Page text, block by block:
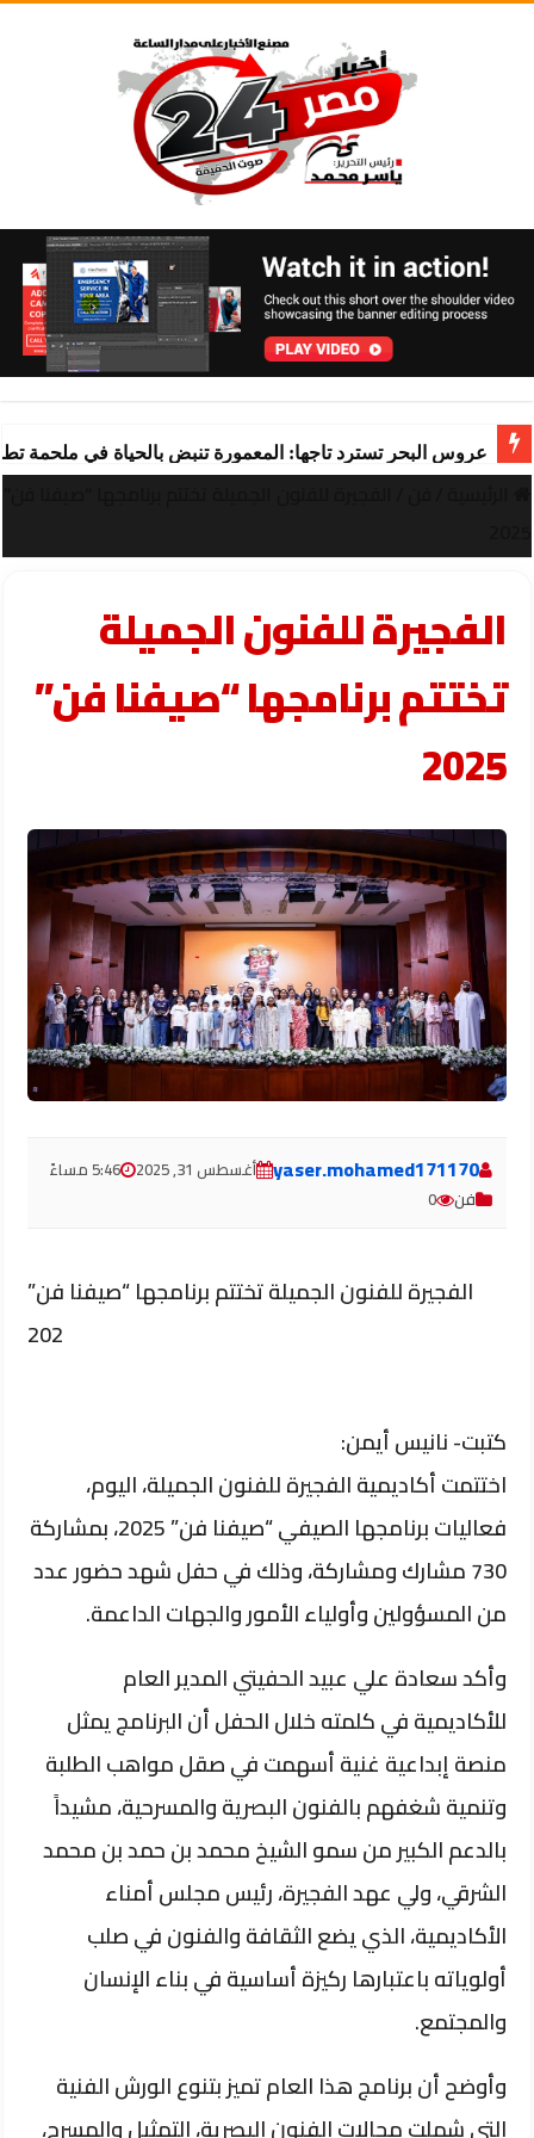
عروس البحر تسترد تاجها: المعمورة تنبض بالحياة في ملحمة
الفجيرة للفنون الجميلة
تختتم برنامجها “صيفنا فن”
2025
yaser.mohamed171170 أغسطس 31, 2025
5:46 مساءً
فن
0
الفجيرة للفنون الجميلة تختتم برنامجها “صيفنا فن”
202
كتبت- نانيس أيمن:
اختتمت أكاديمية الفجيرة للفنون الجميلة، اليوم،
فعاليات برنامجها الصيفي “صيفنا فن” 2025، بمشاركة
730 مشارك ومشاركة، وذلك في حفل شهد حضور عدد
من المسؤولين وأولياء الأمور والجهات الداعمة.
وأكد سعادة علي عبيد الحفيتي المدير العام
للأكاديمية في كلمته خلال الحفل أن البرنامج يمثل
منصة إبداعية غنية أسهمت في صقل مواهب الطلبة
وتنمية شغفهم بالفنون البصرية والمسرحية، مشيداً
بالدعم الكبير من سمو الشيخ محمد بن حمد بن محمد
الشرقي، ولي عهد الفجيرة، رئيس مجلس أمناء
الأكاديمية، الذي يضع الثقافة والفنون في صلب
أولوياته باعتبارها ركيزة أساسية في بناء الإنسان
والمجتمع.
وأوضح أن برنامج هذا العام تميز بتنوع الورش الفنية
التي شملت مجالات الفنون البصرية، التمثيل والمسرح،